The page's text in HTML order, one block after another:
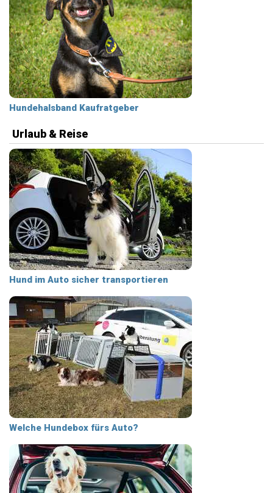
Hundehalsband Kaufratgeber
Urlaub & Reise
Hund im Auto sicher transportieren
Welche Hundebox fürs Auto?